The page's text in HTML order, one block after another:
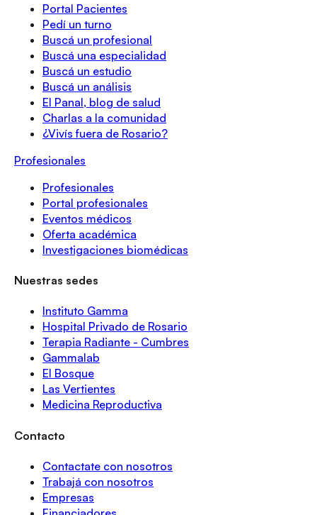
Portal Pacientes
Pedí un turno
Buscá un profesional
Buscá una especialidad
Buscá un estudio
Buscá un análisis
El Panal, blog de salud
Charlas a la comunidad
¿Vivís fuera de Rosario?
Profesionales
Profesionales
Portal profesionales
Eventos médicos
Oferta académica
Investigaciones biomédicas
Nuestras sedes
Instituto Gamma
Hospital Privado de Rosario
Terapia Radiante - Cumbres
Gammalab
El Bosque
Las Vertientes
Medicina Reproductiva
Contacto
Contactate con nosotros
Trabajá con nosotros
Empresas